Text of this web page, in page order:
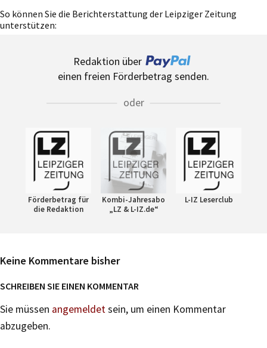
So können Sie die Berichterstattung der Leipziger Zeitung
unterstützen:
Redaktion über
einen freien Förderbetrag senden.
oder
Förderbetrag für
die Redaktion
Kombi-Jahresabo
„LZ & L-IZ.de“
L-IZ Leserclub
Keine Kommentare bisher
SCHREIBEN SIE EINEN KOMMENTAR
Sie müssen angemeldetsein, um einen Kommentar
abzugeben.